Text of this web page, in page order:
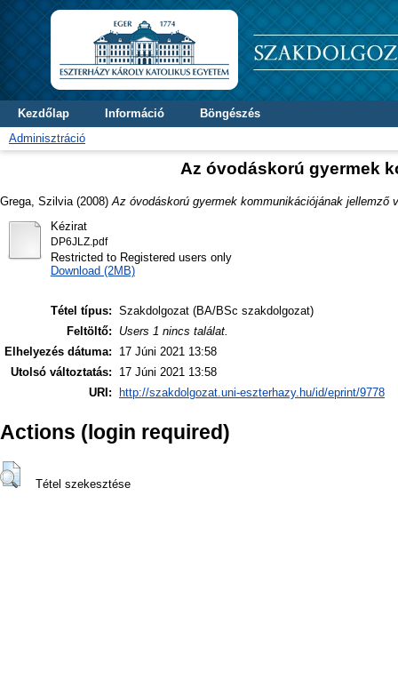
Kezdőlap Információ
Böngészés
Adminisztráció
Az óvodáskorú gyermek
Grega, Szilvia (2008) Az óvodáskorú gyermek kommunikációjának jellemző
Kézirat
DP6JLZ.pdf
Restricted to Registered users only
Download (2MB)
Tétel típus: Szakdolgozat (BA/BSc szakdolgozat)
Feltöltő:
Users 1 nincs találat.
Elhelyezés dátuma:
17 Júni 2021 13:58
Utolsó változtatás:
17 Júni 2021 13:58
URI:
http://szakdolgozat.uni-eszterhazy.hu/id/eprint/9778
Actions (login required)
Tétel szekesztése